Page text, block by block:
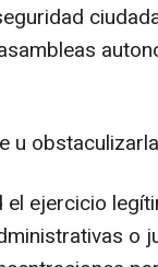
u
ejercicio
o